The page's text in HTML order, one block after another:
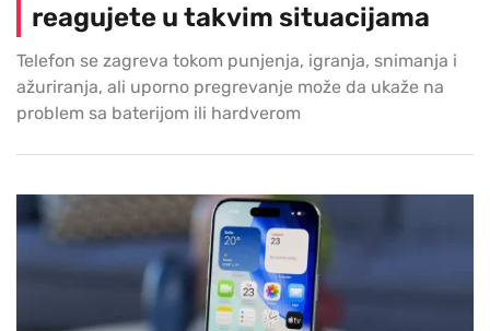
reagujete u takvim situacijama
Telefon se zagreva tokom punjenja, igranja, snimanja i
ažuriranja, ali uporno pregrevanje može da ukaže na
problem sa baterijom ili hardverom